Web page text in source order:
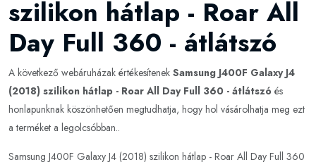
szilikon hátlap - Roar All
Day Full 360 - átlátszó
A következő webáruházak értékesítenek Samsung J400F Galaxy J4
(2018) szilikon hátlap - Roar All Day Full 360 - átlátszó és
honlapunknak köszönhetően megtudhatja, hogy hol vásárolhatja meg ezt
a terméket a legolcsóbban..
Samsung J400F Galaxy J4 (2018) szilikon hátlap - Roar All Day Full 360